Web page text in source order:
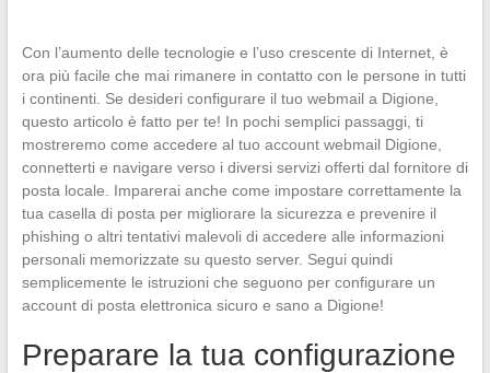
Con l’aumento delle tecnologie e l’uso crescente di Internet, è
ora più facile che mai rimanere in contatto con le persone in tutti
i continenti. Se desideri configurare il tuo webmail a Digione,
questo articolo è fatto per te! In pochi semplici passaggi, ti
mostreremo come accedere al tuo account webmail Digione,
connetterti e navigare verso i diversi servizi offerti dal fornitore di
posta locale. Imparerai anche come impostare correttamente la
tua casella di posta per migliorare la sicurezza e prevenire il
phishing o altri tentativi malevoli di accedere alle informazioni
personali memorizzate su questo server. Segui quindi
semplicemente le istruzioni che seguono per configurare un
account di posta elettronica sicuro e sano a Digione!
Preparare la tua configurazione